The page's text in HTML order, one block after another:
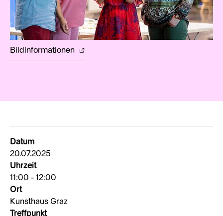
Bildinformationen
Datum
20.07.2025
Uhrzeit
11:00 - 12:00
Ort
Kunsthaus Graz
Treffpunkt